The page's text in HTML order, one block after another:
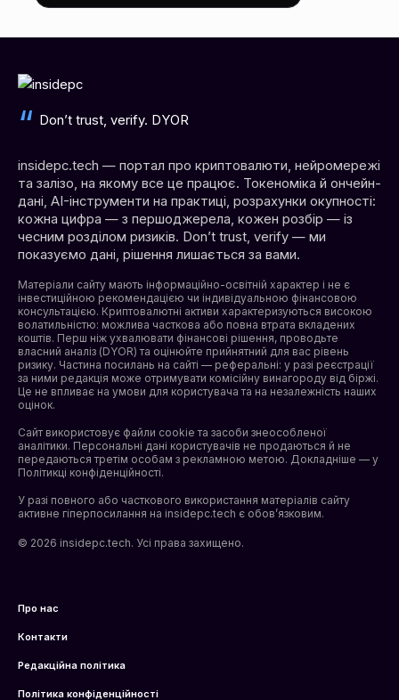
Don’t trust, verify. DYOR
insidepc.tech — портал про криптовалюти, нейромережі
та залізо, на якому все це працює. Токеноміка й ончейн-
дані, AI-інструменти на практиці, розрахунки окупності:
кожна цифра — з першоджерела, кожен розбір — із
чесним розділом ризиків. Don’t trust, verify — ми
показуємо дані, рішення лишається за вами.
Матеріали сайту мають інформаційно-освітній характер і не є
інвестиційною рекомендацією чи індивідуальною фінансовою
консультацією. Криптовалютні активи характеризуються високою
волатильністю: можлива часткова або повна втрата вкладених
коштів. Перш ніж ухвалювати фінансові рішення, проводьте
власний аналіз (DYOR) та оцінюйте прийнятний для вас рівень
ризику. Частина посилань на сайті — реферальні: у разі реєстрації
за ними редакція може отримувати комісійну винагороду від біржі.
Це не впливає на умови для користувача та на незалежність наших
оцінок.
Сайт використовує файли cookie та засоби знеособленої
аналітики. Персональні дані користувачів не продаються й не
передаються третім особам з рекламною метою. Докладніше — у
Політикці конфіденційності.
У разі повного або часткового використання матеріалів сайту
активне гіперпосилання на insidepc.tech є обов’язковим.
© 2026 insidepc.tech. Усі права захищено.
Про нас
Контакти
Редакційна політика
Політика конфіденційності